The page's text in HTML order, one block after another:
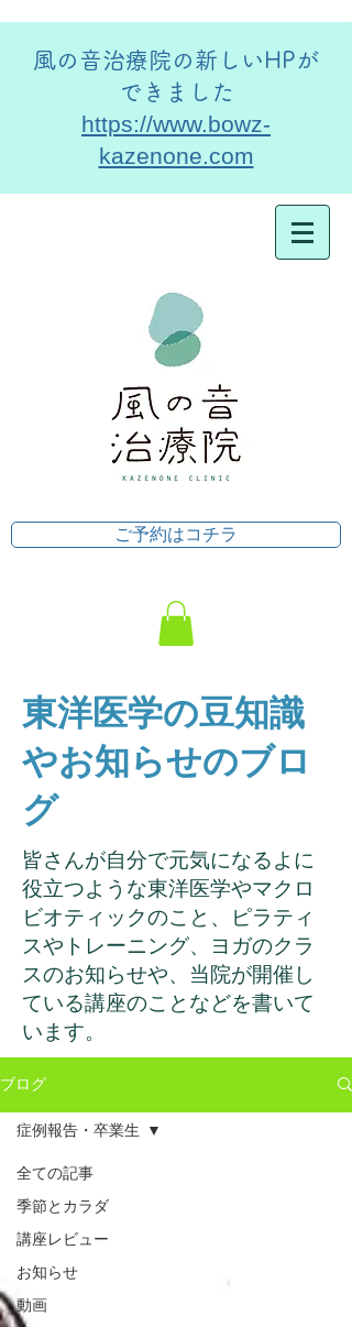
​風の音治療院の新しいHPが
できました
https://www.bowz-
kazenone.com
ご予約はコチラ
東洋医学の豆知識
やお知らせのブロ
グ
皆さんが自分で元気になるよに
役立つような東洋医学やマクロ
ビオティックのこと、ピラティ
スやトレーニング、ヨガのクラ
スのお知らせや、当院が開催し
ている講座のことなどを書いて
います。
ブログ
全ての記事
季節とカラダ
講座レビュー
お知らせ
動画
症例報告・卒業生